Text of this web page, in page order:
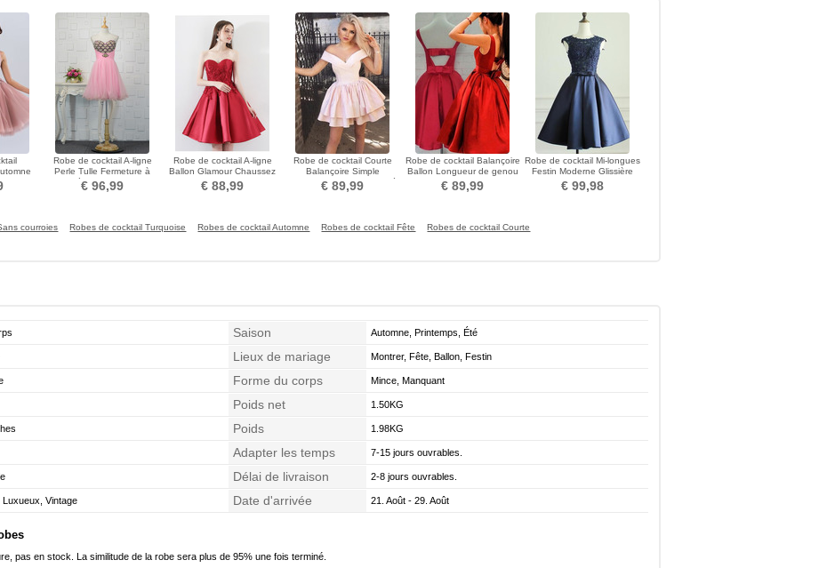
Robe de cocktail A-ligne
Perle Tulle Fermeture à
glissière Longueur de
genou
€ 96,99
Robe de cocktail A-ligne
Ballon Glamour Chaussez
Naturel taille
€ 88,99
Robe de cocktail Courte
Balançoire Simple
Manquant Automne Drapé
€ 89,99
Robe de cocktail Balançoire
Ballon Longueur de genou
Soie Sans Manches
€ 89,99
Robe de cocktail Mi-longues
Festin Moderne Glissière
Mancheron
€ 99,98
courroies Robes de cocktail Turquoise Robes de cocktail Automne Robes de cocktail Fête
Robes de cocktail Courte
Saison Automne, Printemps, Été
Lieux de mariage Montrer, Fête, Ballon, Festin
Forme du corps Mince, Manquant
Poids net 1.50KG
Poids 1.98KG
Adapter les temps 7-15 jours ouvrables.
Délai de livraison 2-8 jours ouvrables.
Luxueux, Vintage Date d'arrivée 21. Août - 29. Août
pas en stock. La similitude de la robe sera plus de 95% une fois terminé.